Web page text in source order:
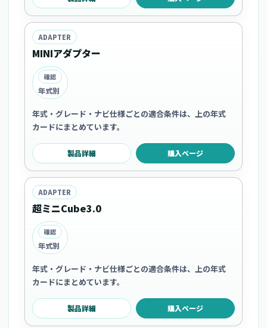
ADAPTER
MINIアダプター
確認
年式別
年式・グレード・ナビ仕様ごとの適合条件は、上の年式
カードにまとめています。
製品詳細 購入ページ
ADAPTER
超ミニCube3.0
確認
年式別
年式・グレード・ナビ仕様ごとの適合条件は、上の年式
カードにまとめています。
製品詳細 購入ページ